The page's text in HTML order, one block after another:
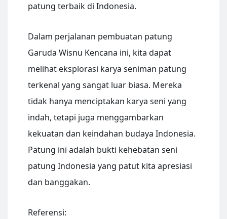
patung terbaik di Indonesia.
Dalam perjalanan pembuatan patung
Garuda Wisnu Kencana ini, kita dapat
melihat eksplorasi karya seniman patung
terkenal yang sangat luar biasa. Mereka
tidak hanya menciptakan karya seni yang
indah, tetapi juga menggambarkan
kekuatan dan keindahan budaya Indonesia.
Patung ini adalah bukti kehebatan seni
patung Indonesia yang patut kita apresiasi
dan banggakan.
Referensi: